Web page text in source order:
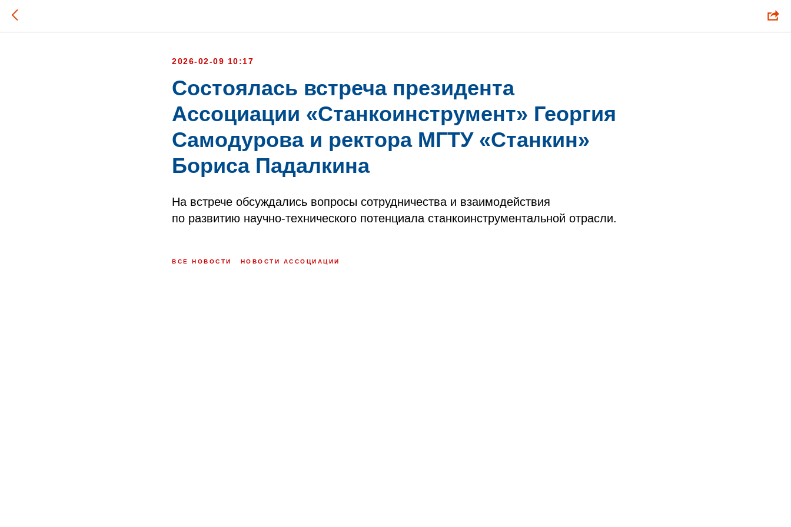
2026-02-09 10:17
Состоялась встреча президента
Ассоциации «Станкоинструмент» Георгия
Самодурова и ректора МГТУ «Станкин»
Бориса Падалкина
На встрече обсуждались вопросы сотрудничества и взаимодействия
по развитию научно-технического потенциала станкоинструментальной отрасли.
ВСЕ НОВОСТИ НОВОСТИ АССОЦИАЦИИ